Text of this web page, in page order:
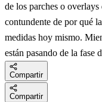
de los parches o
contundente de por qué
medidas hoy mismo.
están pasando de la fase
Compartir
Compartir